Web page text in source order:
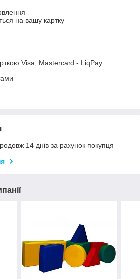
на вашу картку
Visa, Mastercard - LiqPay
14 днів за рахунок покупця